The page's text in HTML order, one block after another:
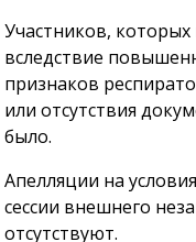
Участников,
вследствие
признаков
или отсутствия
было.
Апелляции на
сессии внешнего
отсутствуют.